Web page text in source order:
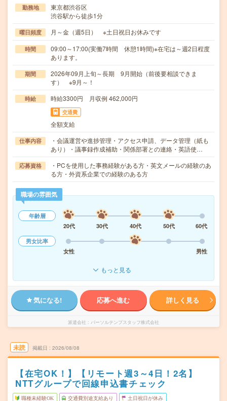
勤務地
東京都渋谷区
渋谷駅から徒歩1分
曜日頻度 月～金（週5日） ※土日祝日お休みです
時間
09:00～17:00(実働7時間 休憩1時間)※在宅は～週2日程度
あります。
期間
2026年09月上旬～長期 9月開始（前後要相談できま
す） ※9月～！
時給 時給3300円 月収例 462,000円
交通費
全額支給
仕事内容
・会議運営や進捗管理・アクセス申請、データ管理（紙も
あり）・議事録作成補助・関係部署との連絡・英語使…
応募資格
・PCを使用した事務経験がある方・英文メールの経験のあ
る方・外資系企業での経験のある方
職場の雰囲気
年齢層
20代
30代 40代 50代
60代
男女比率
女性
男性
もっと見る
気になる! 応募へ進む 詳しく見る
派遣会社 パーソルテンプスタッフ株式会社
未読 掲載日 2026/08/08
【在宅OK！】【リモート週3～4日！2名】
NTTグループで回線申込書チェック
職種未経験OK 交通費別途支給あり 土日祝日が休み